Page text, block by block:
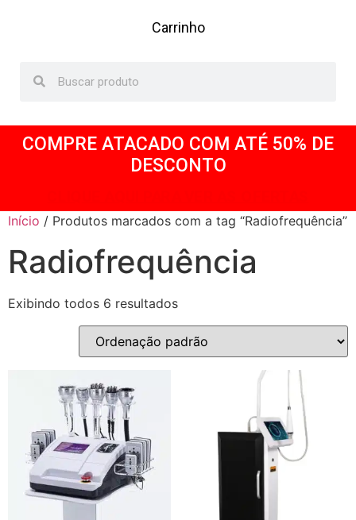
Carrinho
COMPRE ATACADO COM ATÉ 50% DE
DESCONTO
Início / Produtos marcados com a tag “Radiofrequência”
Radiofrequência
Exibindo todos 6 resultados